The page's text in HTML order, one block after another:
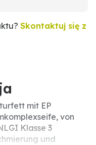
Skontaktuj się z
mit EP
von
Klasse 3
und